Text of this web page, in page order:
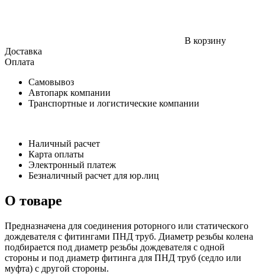
В корзину
Доставка
Оплата
Самовывоз
Автопарк компании
Транспортные и логистические компании
Наличный расчет
Карта оплаты
Электронный платеж
Безналичный расчет для юр.лиц
О товаре
Предназначена для соединения роторного или статического
дождевателя с фитингами ПНД труб. Диаметр резьбы колена
подбирается под диаметр резьбы дождевателя с одной
стороны и под диаметр фитинга для ПНД труб (седло или
муфта) с другой стороны.